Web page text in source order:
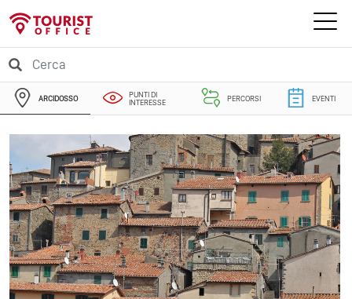
ARCIDOSSO
PUNTI DI
INTERESSE
PERCORSI EVENTI